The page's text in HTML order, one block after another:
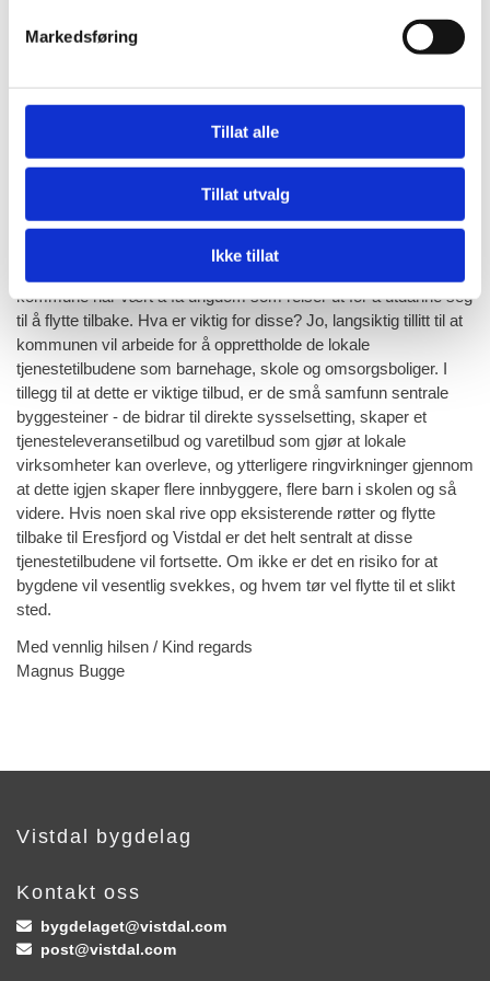
Markedsføring
Tillat alle
Tillat utvalg
Ikke tillat
lite å spare i kroner på å sentralisere. Det er ikke dokumentert
besparelser av betydning. I tillegg mister man viktige
sentrum vil det være negativt, da man legger alle eggene i
samme kurv. Om det skulle være en brann, eller akutte behov
for større rehabiliteringer av skole eller omsorgsboliger vil man
miste muligheten man har i dag til å sende
barn/omsorgspasienter til andre lokasjoner. Attraktiviteten til
god trivsel og lavt sykefravær. Hvorfor endre et vinnende lag.
kommune har vært å få ungdom som reiser ut for å utdanne seg
til å flytte tilbake. Hva er viktig for disse? Jo, langsiktig tillitt til at
kommunen vil arbeide for å opprettholde de lokale
tjenestetilbudene som barnehage, skole og omsorgsboliger. I
tillegg til at dette er viktige tilbud, er de små samfunn sentrale
byggesteiner - de bidrar til direkte sysselsetting, skaper et
tjenesteleveransetilbud og varetilbud som gjør at lokale
virksomheter kan overleve, og ytterligere ringvirkninger gjennom
at dette igjen skaper flere innbyggere, flere barn i skolen og så
videre. Hvis noen skal rive opp eksisterende røtter og flytte
tilbake til Eresfjord og Vistdal er det helt sentralt at disse
tjenestetilbudene vil fortsette. Om ikke er det en risiko for at
bygdene vil vesentlig svekkes, og hvem tør vel flytte til et slikt
sted.
Med vennlig hilsen / Kind regards
Magnus Bugge
Vistdal bygdelag
Kontakt oss
 bygdelaget@vistdal.com
 post@vistdal.com